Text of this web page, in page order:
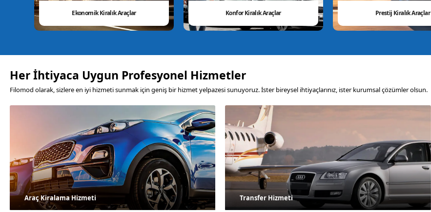
Ekonomik Kiralık Araçlar Konfor Kiralık Araçlar Prestij Kiralık Araçlar
Her İhtiyaca Uygun Profesyonel Hizmetler
Filomod olarak, sizlere en iyi hizmeti sunmak için geniş bir hizmet yelpazesi sunuyoruz. İster bireysel ihtiyaçlarınız, ister kurumsal çözümler olsun.
Araç Kiralama Hizmeti Transfer Hizmeti